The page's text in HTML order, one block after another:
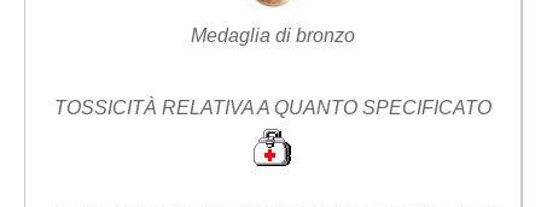
Medaglia di bronzo
TOSSICITÀ RELATIVA A QUANTO SPECIFICATO